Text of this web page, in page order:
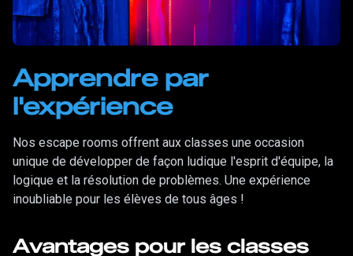
Apprendre par
l'expérience
Nos escape rooms offrent aux classes une occasion
unique de développer de façon ludique l'esprit d'équipe, la
logique et la résolution de problèmes. Une expérience
inoubliable pour les élèves de tous âges !
Avantages pour les classes